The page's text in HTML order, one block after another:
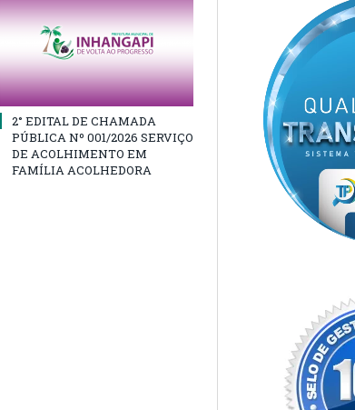
2° EDITAL DE CHAMADA
PÚBLICA Nº 001/2026 SERVIÇO
DE ACOLHIMENTO EM
FAMÍLIA ACOLHEDORA